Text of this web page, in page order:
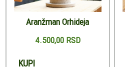
Aranžman Orhideja
4.500,00 RSD
KUPI